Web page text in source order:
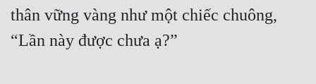
thân vững vàng như một chiếc chuông,
“Lần này được chưa ạ?”